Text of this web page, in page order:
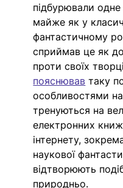
підбурювали
майже як у
фантастичному
сприймав це як
проти своїх
пояснював таку
особливостями
тренуються на
електронних
інтернету,
наукової
відтворюють
природньо.